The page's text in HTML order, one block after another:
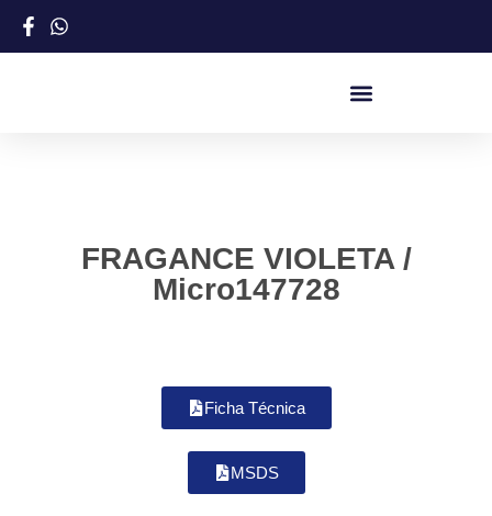
FRAGANCE VIOLETA /
Micro147728
Ficha Técnica
MSDS